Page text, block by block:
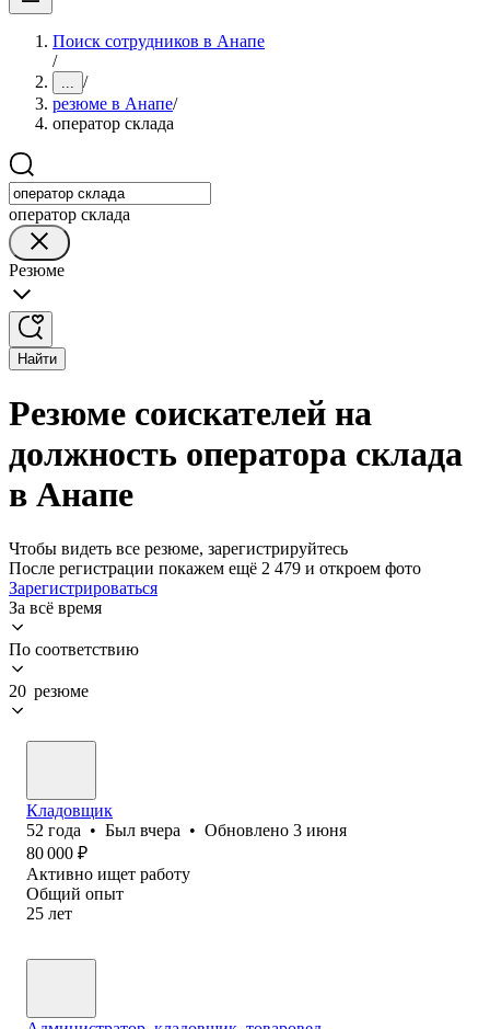
Поиск сотрудников в Анапе
/
... /
резюме в Анапе/
оператор склада
оператор склада
Резюме
Найти
Резюме соискателей на
должность оператора склада
в Анапе
Чтобы видеть все резюме, зарегистрируйтесь
После регистрации покажем ещё 2 479 и откроем фото
Зарегистрироваться
За всё время
По соответствию
20 резюме
Кладовщик
52 года • Был вчера • Обновлено 3 июня
80 000 ₽
Активно ищет работу
Общий опыт
25 лет